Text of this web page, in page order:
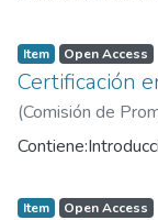
Item Open Access
Certificación
(Comisión de
Item Open Access